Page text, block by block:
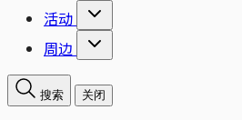
活动
周边
搜索 关闭